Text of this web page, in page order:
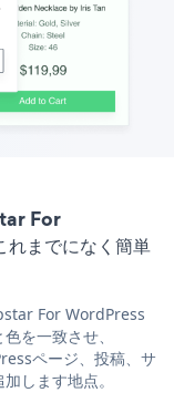
For
までになく簡単
For WordPress
を一致させ、
ページ、投稿、サ
します地点。